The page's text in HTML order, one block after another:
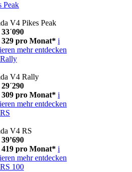
Peak
V4 Pikes Peak
329 pro Monat* i
mehr entdecken
V4 Rally
309 pro Monat* i
mehr entdecken
V4 RS
419 pro Monat* i
mehr entdecken
100